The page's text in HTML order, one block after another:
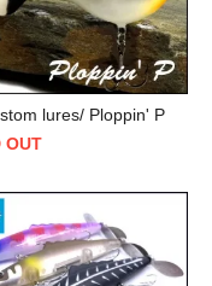
lures/ Ploppin' P
OUT